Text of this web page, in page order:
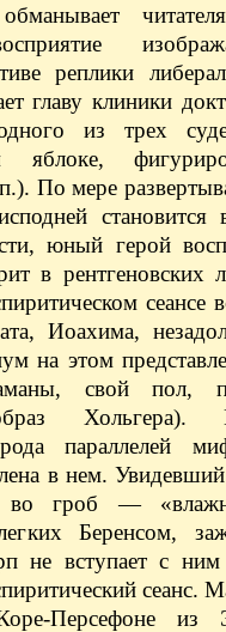
реплики
главу клиники
из трех
яблоке,
По мере
юный герой
в рентгеновских
сеансе
Иоахима,
на этом
свой пол,
параллелей
в нем. Увидевший
во гроб —
Беренсом,
не вступает с
Персефоне из